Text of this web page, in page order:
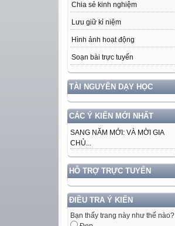
Chia sẻ kinh nghiệm
Lưu giữ kỉ niệm
Hình ảnh hoạt động
Soạn bài trực tuyến
TÀI NGUYÊN DẠY HỌC
CÁC Ý KIẾN MỚI NHẤT
SANG NĂM MỚI: VÀ MỜI GIA
CHỦ...
HỖ TRỢ TRỰC TUYẾN
ĐIỀU TRA Ý KIẾN
Bạn thấy trang này như thế nào?